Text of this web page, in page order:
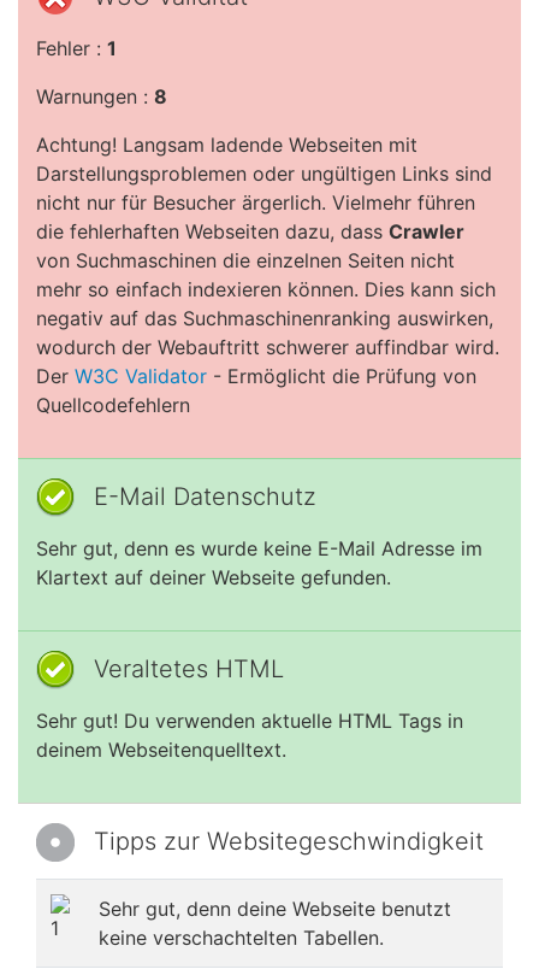
Fehler : 1
Warnungen : 8
Achtung! Langsam ladende Webseiten mit
Darstellungsproblemen oder ungültigen Links sind
nicht nur für Besucher ärgerlich. Vielmehr führen
die fehlerhaften Webseiten dazu, dass Crawler
von Suchmaschinen die einzelnen Seiten nicht
mehr so einfach indexieren können. Dies kann sich
negativ auf das Suchmaschinenranking auswirken,
wodurch der Webauftritt schwerer auffindbar wird.
Der W3C Validator - Ermöglicht die Prüfung von
Quellcodefehlern
E-Mail Datenschutz
Sehr gut, denn es wurde keine E-Mail Adresse im
Klartext auf deiner Webseite gefunden.
Veraltetes HTML
Sehr gut! Du verwenden aktuelle HTML Tags in
deinem Webseitenquelltext.
Tipps zur Websitegeschwindigkeit
Sehr gut, denn deine Webseite benutzt
keine verschachtelten Tabellen.